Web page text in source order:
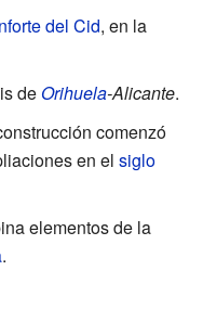
del Cid, en la
deOrihuela-Alicante.
comenzó
en el siglo
elementos de la
.